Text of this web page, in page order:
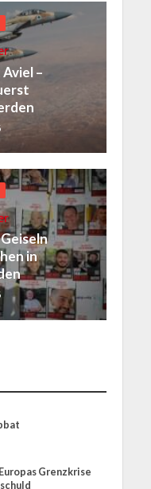
–
in
Grenzkrise